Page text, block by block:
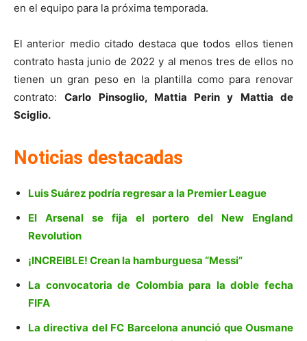
en el equipo para la próxima temporada.
El anterior medio citado destaca que todos ellos tienen
contrato hasta junio de 2022 y al menos tres de ellos no
tienen un gran peso en la plantilla como para renovar
contrato:Carlo Pinsoglio, Mattia Perin y Mattia de
Sciglio.
Noticias destacadas
Luis Suárez podría regresar a la Premier League
El Arsenal se fija el portero del New England
Revolution
¡INCREIBLE! Crean la hamburguesa “Messi”
La convocatoria de Colombia para la doble fecha
FIFA
La directiva del FC Barcelona anunció que Ousmane